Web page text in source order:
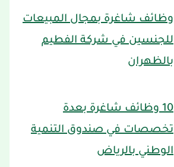
وظائف شاغرة بمجال المبيعات
للجنسين في شركة الفطيم
بالظهران
10 وظائف شاغرة بعدة
تخصصات في صندوق التنمية
الوطني بالرياض